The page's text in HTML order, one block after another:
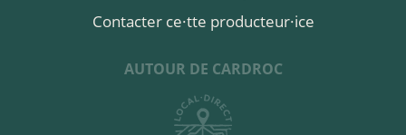
Contacter ce·tte producteur·ice
AUTOUR DE CARDROC